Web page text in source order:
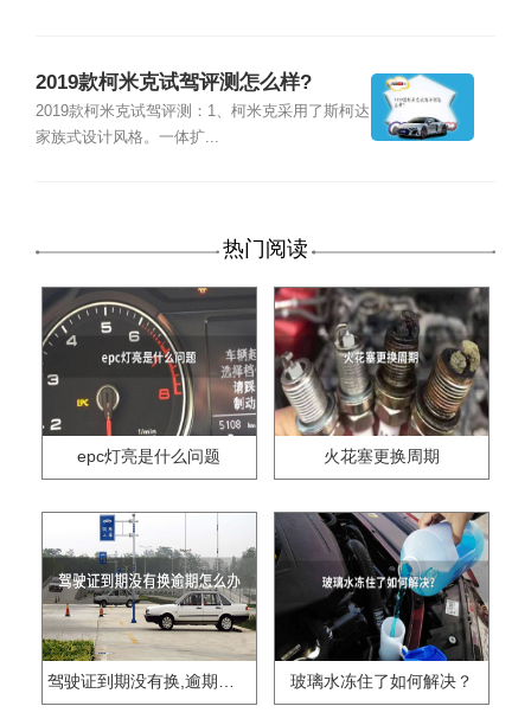
2019款柯米克试驾评测怎么样?
2019款柯米克试驾评测：1、柯米克采用了斯柯达
家族式设计风格。一体扩...
热门阅读
epc灯亮是什么问题 火花塞更换周期
驾驶证到期没有换,逾期怎么办?? 玻璃水冻住了如何解决？